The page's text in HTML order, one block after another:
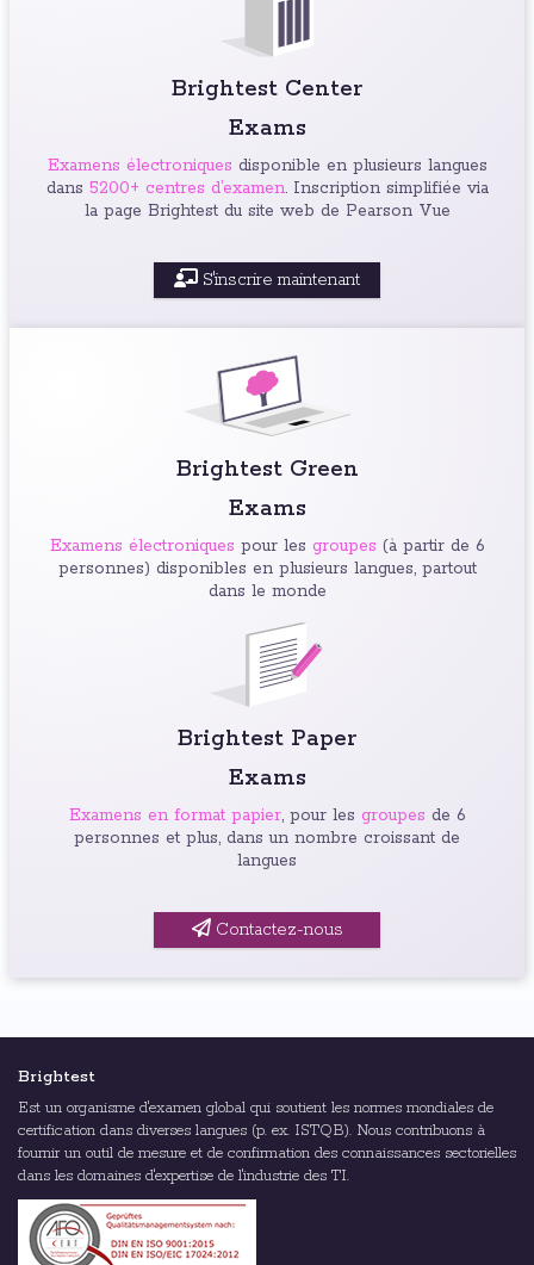
Brightest Center
Exams
Examens électroniques disponible en plusieurs langues
dans 5200+ centres d’examen. Inscription simplifiée via
la page Brightest du site web de Pearson Vue
S'inscrire maintenant
Brightest Green
Exams
Examens électroniques pour les groupes (à partir de 6
personnes) disponibles en plusieurs langues, partout
dans le monde
Brightest Paper
Exams
Examens en format papier, pour les groupes de 6
personnes et plus, dans un nombre croissant de
langues
Contactez-nous
Brightest
Est un organisme d'examen global qui soutient les normes mondiales de
certification dans diverses langues (p. ex. ISTQB). Nous contribuons à
fournir un outil de mesure et de confirmation des connaissances sectorielles
dans les domaines d'expertise de l'industrie des TI.